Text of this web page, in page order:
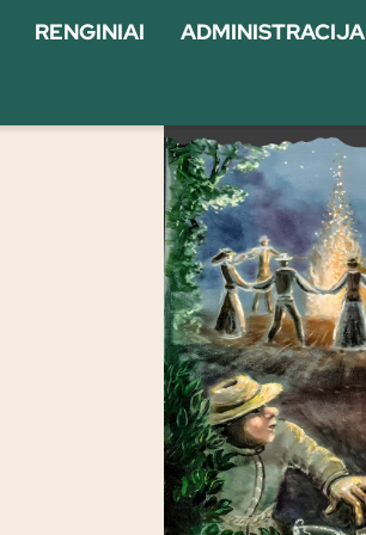
RENGINIAI ADMINISTRACIJA